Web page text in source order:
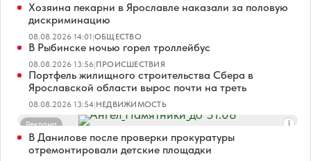
Хозяина пекарни в Ярославле наказали за половую
дискриминацию
08.08.2026 14:01|ОБЩЕСТВО
В Рыбинске ночью горел троллейбус
08.08.2026 13:56|ПРОИСШЕСТВИЯ
Портфель жилищного строительства Сбера в
Ярославской области вырос почти на треть
08.08.2026 13:54|НЕДВИЖИМОСТЬ
Реклама
В Данилове после проверки прокуратуры
отремонтировали детские площадки